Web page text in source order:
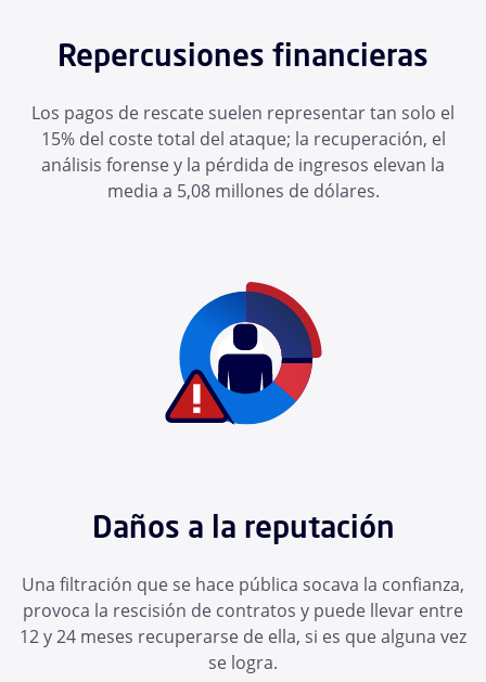
Repercusiones financieras
Los pagos de rescate suelen representar tan solo el
15% del coste total del ataque; la recuperación, el
análisis forense y la pérdida de ingresos elevan la
media a 5,08 millones de dólares.
Daños a la reputación
Una filtración que se hace pública socava la confianza,
provoca la rescisión de contratos y puede llevar entre
12 y 24 meses recuperarse de ella, si es que alguna vez
se logra.